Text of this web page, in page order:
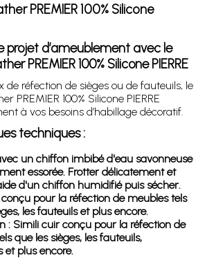
PREMIER 100% Silicone
projet d’ameublement avec le
PREMIER 100% Silicone PIERRE
de réfection de sièges ou de fauteuils, le
PREMIER 100% Silicone PIERRE
à vos besoins d’habillage décoratif.
techniques :
un chiffon imbibé d'eau savonneuse
essorée. Frotter délicatement et
d'un chiffon humidifié puis sécher.
pour la réfection de meubles tels
les fauteuils et plus encore.
: Simili cuir conçu pour la réfection de
que les sièges, les fauteuils,
et plus encore.